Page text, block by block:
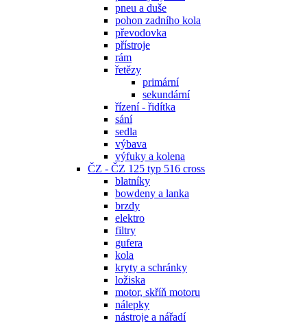
pneu a duše
pohon zadního kola
převodovka
přístroje
rám
řetězy
primární
sekundární
řízení - řidítka
sání
sedla
výbava
výfuky a kolena
ČZ - ČZ 125 typ 516 cross
blatníky
bowdeny a lanka
brzdy
elektro
filtry
gufera
kola
kryty a schránky
ložiska
motor, skříň motoru
nálepky
nástroje a nářadí